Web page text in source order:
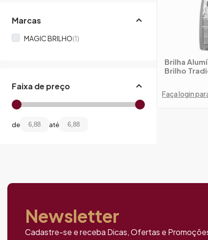
Marcas
MAGIC BRILHO(1)
Faixa de preço
de até
Brilha
Brilho
Faça login
Newsletter
Cadastre-se e receba Dicas, Ofertas e